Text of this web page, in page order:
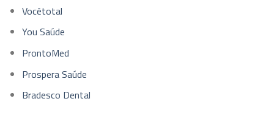
Vocêtotal
You Saúde
ProntoMed
Prospera Saúde
Bradesco Dental